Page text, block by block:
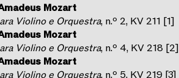
Mozart
Violino e Orquestra, n.º 2, KV 211 [1]
Mozart
Violino e Orquestra, n.º 4, KV 218 [2]
Mozart
Violino e Orquestra, n.º 5, KV 219 [3]